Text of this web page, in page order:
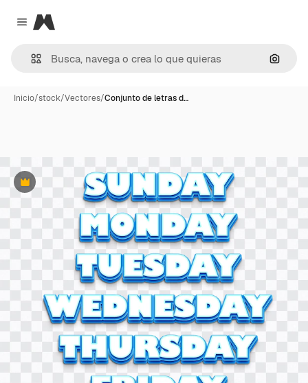
Close menu
Magnific
Inicio/stock/Vectores/Conjunto de letras d…
Premium